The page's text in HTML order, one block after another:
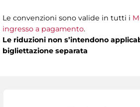
Le convenzioni sono valide in tutti i
ingresso a pagamento.
Le riduzioni non s’intendono
bigliettazione separata